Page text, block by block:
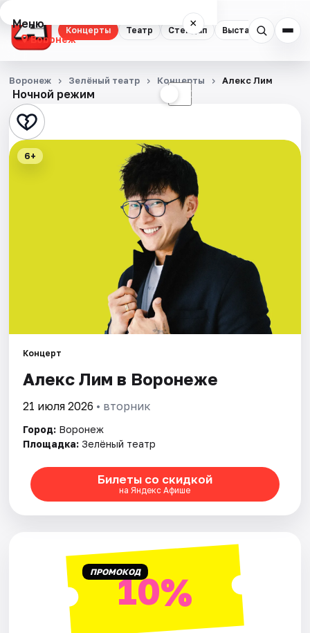
Концерты Театр Стендап Выставки
Меню ×
Воронеж
Концерты
Театр
Стендап
Площадки
Артисты
Рейтинги
Ночной режим ☾
Воронеж Зелёный театр Концерты Алекс Лим
6+
Концерт
Алекс Лим в Воронеже
21 июля 2026 • вторник
Город: Воронеж
Площадка: Зелёный театр
Билеты со скидкой
на Яндекс Афише
ПРОМОКОД10%